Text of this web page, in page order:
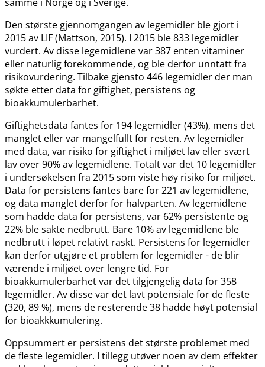
Den største gjennomgangen av legemidler ble gjort i
2015 av LIF (Mattson, 2015). I 2015 ble 833 legemidler
vurdert. Av disse legemidlene var 387 enten vitaminer
eller naturlig forekommende, og ble derfor unntatt fra
risikovurdering. Tilbake gjensto 446 legemidler der man
søkte etter data for giftighet, persistens og
bioakkumulerbarhet.
Giftighetsdata fantes for 194 legemidler (43%), mens det
manglet eller var mangelfullt for resten. Av legemidler
med data, var risiko for giftighet i miljøet lav eller svært
lav over 90% av legemidlene. Totalt var det 10 legemidler
i undersøkelsen fra 2015 som viste høy risiko for miljøet.
Data for persistens fantes bare for 221 av legemidlene,
og data manglet derfor for halvparten. Av legemidlene
som hadde data for persistens, var 62% persistente og
22% ble sakte nedbrutt. Bare 10% av legemidlene ble
nedbrutt i løpet relativt raskt. Persistens for legemidler
kan derfor utgjøre et problem for legemidler - de blir
værende i miljøet over lengre tid. For
bioakkumulerbarhet var det tilgjengelig data for 358
legemidler. Av disse var det lavt potensiale for de fleste
(320, 89 %), mens de resterende 38 hadde høyt potensial
for bioakkkumulering.
Oppsummert er persistens det største problemet med
de fleste legemidler. I tillegg utøver noen av dem effekter